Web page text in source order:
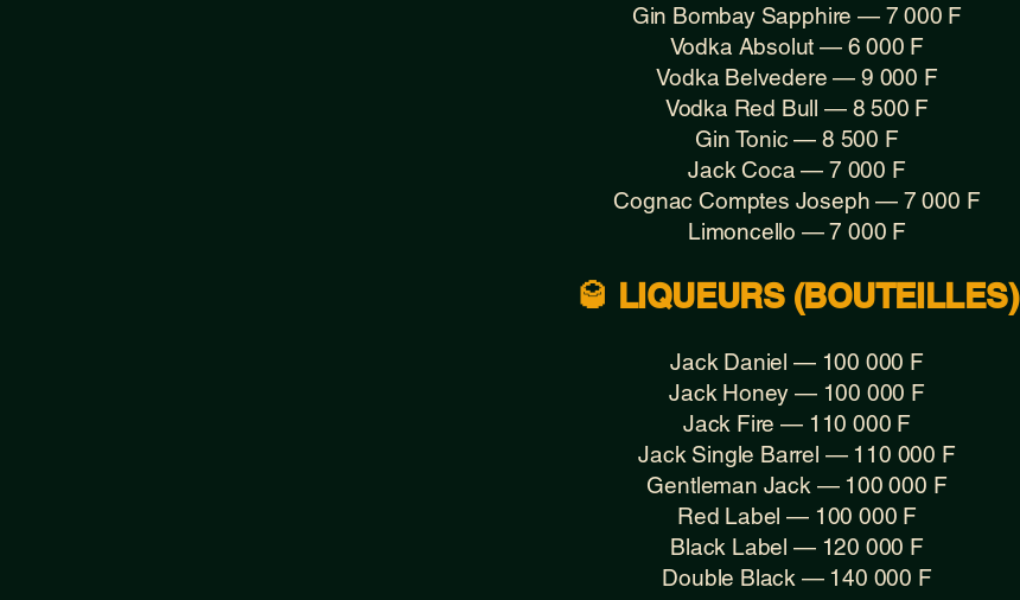
Gin Bombay Sapphire — 7 000 F
Vodka Absolut — 6 000 F
Vodka Belvedere — 9 000 F
Vodka Red Bull — 8 500 F
Gin Tonic — 8 500 F
Jack Coca — 7 000 F
Cognac Comptes Joseph — 7 000 F
Limoncello — 7 000 F
🥃 LIQUEURS (BOUTEILLES)
Jack Daniel — 100 000 F
Jack Honey — 100 000 F
Jack Fire — 110 000 F
Jack Single Barrel — 110 000 F
Gentleman Jack — 100 000 F
Red Label — 100 000 F
Black Label — 120 000 F
Double Black — 140 000 F